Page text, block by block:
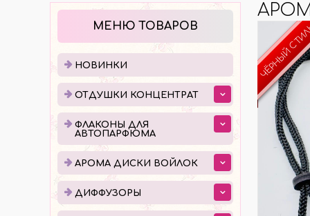
ДИФФУЗОРЫ
ЕМКОСТИ ДЛЯ ДИФФУЗОРОВ
ГОТОВЫЕ ДИФФУЗОРЫ
ЧЁРНЫЙ
МЕНЮ ТОВАРОВ
НОВИНКИ
ОТДУШКИ КОНЦЕНТРАТ
ФЛАКОНЫ ДЛЯ
АВТОПАРФЮМА
АРОМА ДИСКИ ВОЙЛОК
ДИФФУЗОРЫ